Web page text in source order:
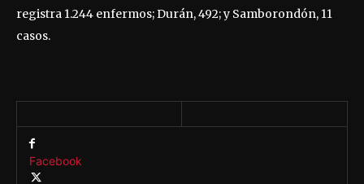
registra 1.244 enfermos; Durán, 492; y Samborondón, 11
casos.
Facebook